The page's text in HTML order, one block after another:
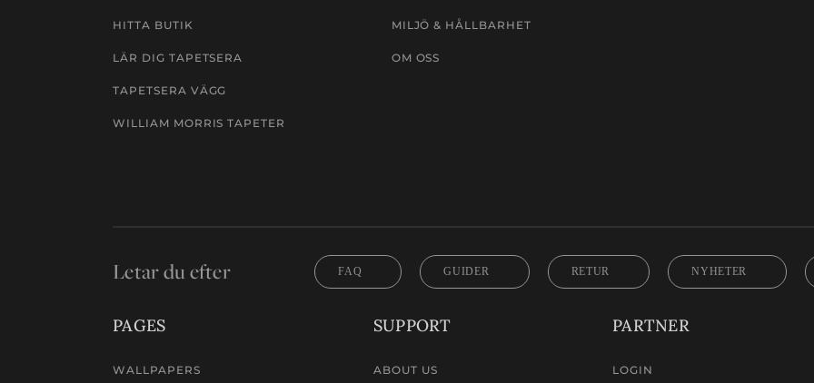
HITTA BUTIK
LÄR DIG TAPETSERA
TAPETSERA VÄGG
WILLIAM MORRIS TAPETER
MILJÖ & HÅLLBARHET
OM OSS
Letar du efter FAQ GUIDER RETUR NYHETER
PAGES
WALLPAPERS
SUPPORT
ABOUT US
PARTNER
LOGIN